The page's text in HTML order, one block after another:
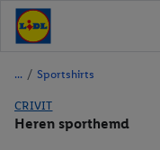
/ Sportshirts
CRIVIT
Heren sporthemd